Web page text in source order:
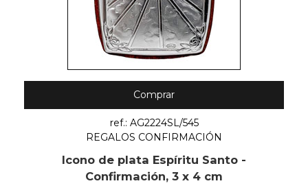
Comprar
ref.: AG2224SL/545
REGALOS CONFIRMACIÓN
Icono de plata Espíritu Santo -
Confirmación, 3 x 4 cm